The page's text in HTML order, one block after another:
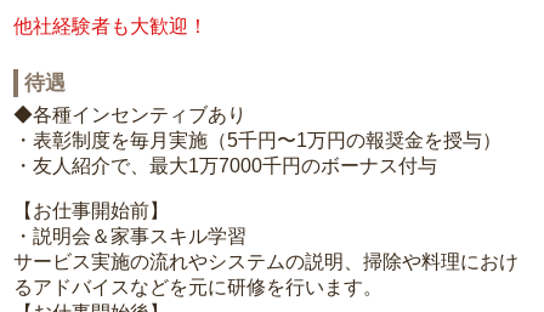
他社経験者も大歓迎！
待遇
◆各種インセンティブあり
・表彰制度を毎月実施（5千円〜1万円の報奨金を授与）
・友人紹介で、最大1万7000千円のボーナス付与
【お仕事開始前】
・説明会＆家事スキル学習
サービス実施の流れやシステムの説明、掃除や料理におけ
るアドバイスなどを元に研修を行います。